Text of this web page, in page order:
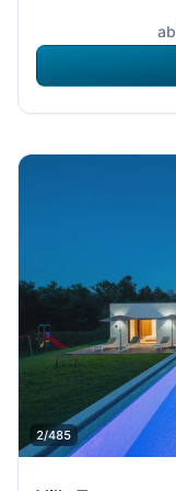
ab
2/485